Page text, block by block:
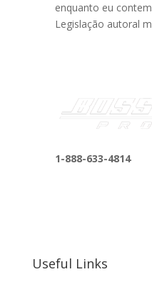
enquanto eu
Legislação autoral
1-888-633-4814
Useful Links